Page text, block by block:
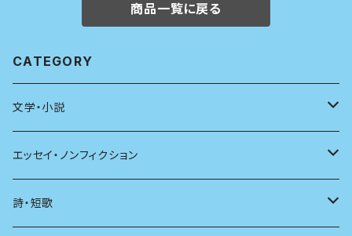
商品一覧に戻る
CATEGORY
文学・小説
日本
海外
エッセイ・ノンフィクション
エッセイ
詩・短歌